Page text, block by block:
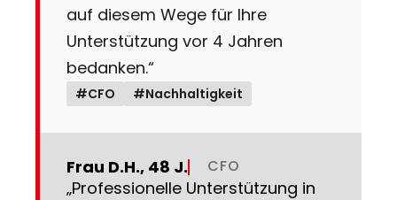
auf diesem Wege für Ihre
Unterstützung vor 4 Jahren
bedanken.“
#CFO #Nachhaltigkeit
Frau D.H., 48 J. CFO
„Professionelle Unterstützung in